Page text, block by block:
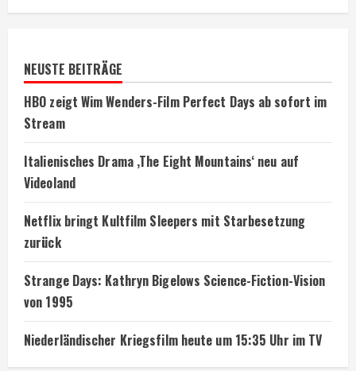
NEUSTE BEITRÄGE
HBO zeigt Wim Wenders-Film Perfect Days ab sofort im
Stream
Italienisches Drama ‚The Eight Mountains‘ neu auf
Videoland
Netflix bringt Kultfilm Sleepers mit Starbesetzung
zurück
Strange Days: Kathryn Bigelows Science-Fiction-Vision
von 1995
Niederländischer Kriegsfilm heute um 15:35 Uhr im TV